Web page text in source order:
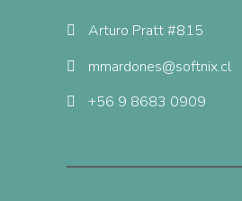
Arturo Pratt #815
mmardones@softnix.cl
+56 9 8683 0909